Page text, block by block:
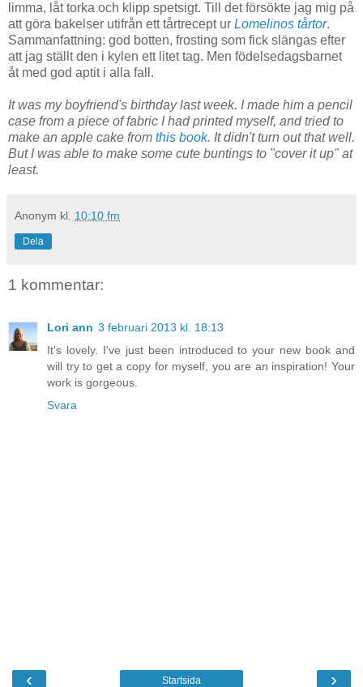
limma, låt torka och klipp spetsigt. Till det försökte jag mig på
att göra bakelser utifrån ett tårtrecept ur Lomelinos tårtor.
Sammanfattning: god botten, frosting som fick slängas efter
att jag ställt den i kylen ett litet tag. Men födelsedagsbarnet
åt med god aptit i alla fall.
It was my boyfriend's birthday last week. I made him a pencil
case from a piece of fabric I had printed myself, and tried to
make an apple cake from this book. It didn't turn out that well.
But I was able to make some cute buntings to "cover it up" at
least.
Anonym kl. 10:10 fm
Dela
1 kommentar:
Lori ann 3 februari 2013 kl. 18:13
It's lovely. I've just been introduced to your new book and
will try to get a copy for myself, you are an inspiration! Your
work is gorgeous.
Svara
‹ ›
Startsida